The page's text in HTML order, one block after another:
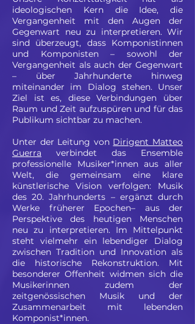
ideologischen Kern die Idee, die
Vergangenheit mit den Augen der
Gegenwart neu zu interpretieren. Wir
sind überzeugt, dass Komponistinnen
und Komponisten – sowohl der
Vergangenheit als auch der Gegenwart
– über Jahrhunderte hinweg
miteinander im Dialog stehen. Unser
Ziel ist es, diese Verbindungen über
Raum und Zeit aufzuspüren und für das
Publikum sichtbar zu machen.
Unter der Leitung von Dirigent Matteo
Guerra verbindet das Ensemble
professionelle Musiker*innen aus aller
Welt, die gemeinsam eine klare
künstlerische Vision verfolgen: Musik
des 20. Jahrhunderts – ergänzt durch
Werke früherer Epochen– aus der
Perspektive des heutigen Menschen
neu zu interpretieren. Im Mittelpunkt
steht vielmehr ein lebendiger Dialog
zwischen Tradition und Innovation als
die historische Rekonstruktion.​ Mit
besonderer Offenheit widmen sich die
Musikerinnen zudem der
zeitgenössischen Musik und der
Zusammenarbeit mit lebenden
Komponist*innen.